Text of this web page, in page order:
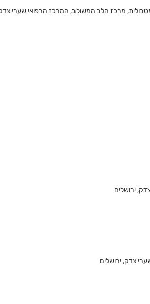
מרכז הלב המשולב, המרכז הרפואי שערי
ירושלים
צדק, ירושלים